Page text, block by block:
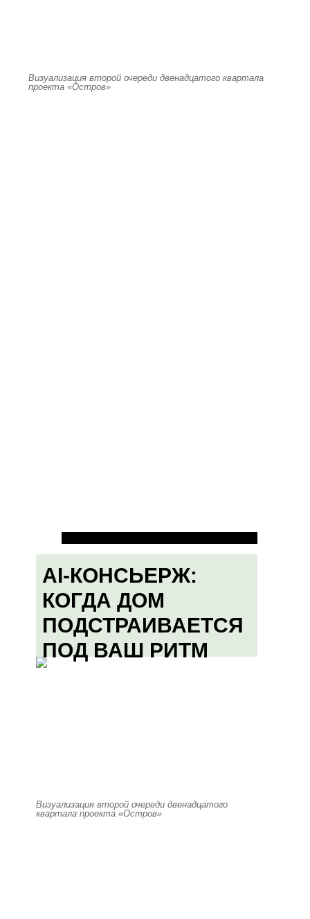
Визуализация второй очереди двенадцатого квартала
проекта «Остров»
AI-КОНСЬЕРЖ:
КОГДА ДОМ
ПОДСТРАИВАЕТСЯ
ПОД ВАШ РИТМ
Визуализация второй очереди двенадцатого
квартала проекта «Остров»